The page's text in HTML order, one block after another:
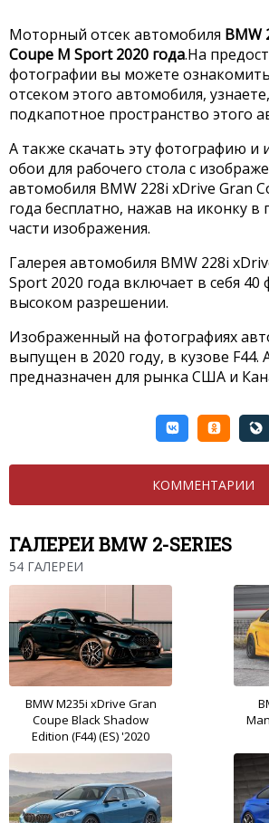
Моторный отсек автомобиля BMW
Coupe M Sport 2020 года.На
фотографии вы можете
отсеком этого автомобиля,
подкапотное пространство этого
А также скачать эту фотографию и
обои для рабочего стола с
автомобиля BMW 228i xDrive Gran
года бесплатно, нажав на иконку
части изображения.
Галерея автомобиля BMW 228i
Sport 2020 года включает в себя 40
высоком разрешении.
Изображенный на фотографиях
выпущен в 2020 году, в кузове F44.
предназначен для рынка США и
КОММЕНТАРИИ
ГАЛЕРЕИ BMW 2-SERIES
54 ГАЛЕРЕИ
BMW M235i xDrive Gran
Coupe Black Shadow
Edition (F44) (ES) '2020